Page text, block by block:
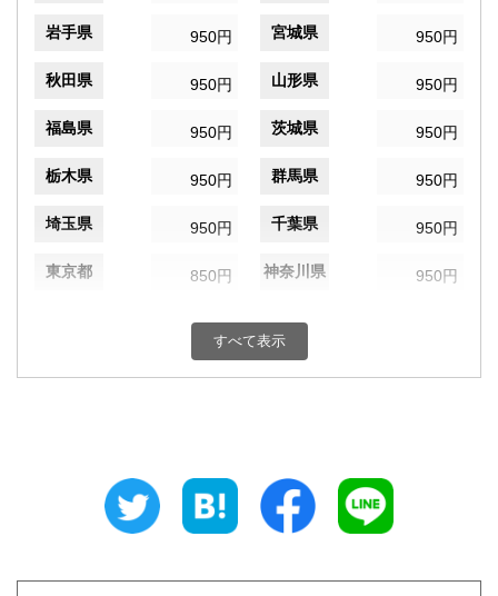
岩手県 950円 宮城県 950円
秋田県 950円 山形県 950円
福島県 950円 茨城県 950円
栃木県 950円 群馬県 950円
埼玉県 950円 千葉県 950円
東京都 850円 神奈川県 950円
950円 富山県
950円 三重県
すべて表示